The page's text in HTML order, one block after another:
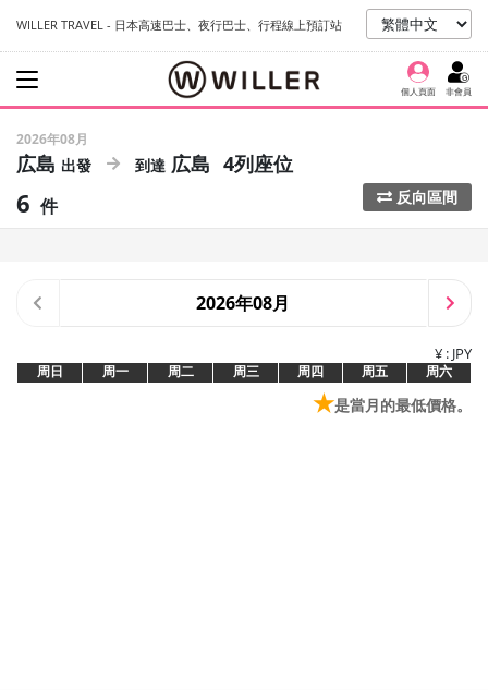
WILLER TRAVEL - 日本高速巴士、夜行巴士、行程線上預訂站
個人頁面 非會員
2026年08月
広島 広島 4列座位
6 件 反向區間
2026年08月
¥ : JPY
周日 周一 周二 周三 周四 周五 周六
★是當月的最低價格。